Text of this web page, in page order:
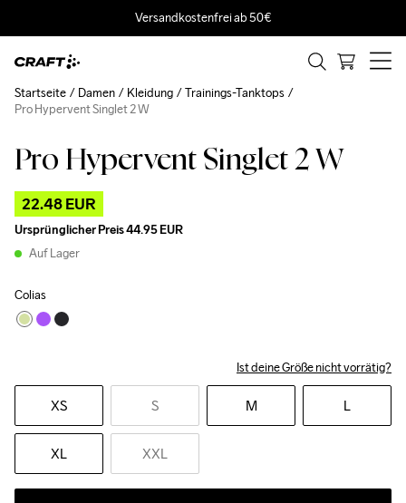
Versandkostenfrei ab 50€
Pro Hypervent Singlet 2 W
22.48 EUR
Ursprünglicher Preis44.95 EUR
Auf Lager
Colias
Ist deine Größe nicht vorrätig?
XS S M L
XL XXL
Startseite Damen Kleidung
Trainings-Tanktops
Pro Hypervent Singlet 2 W
Outlet